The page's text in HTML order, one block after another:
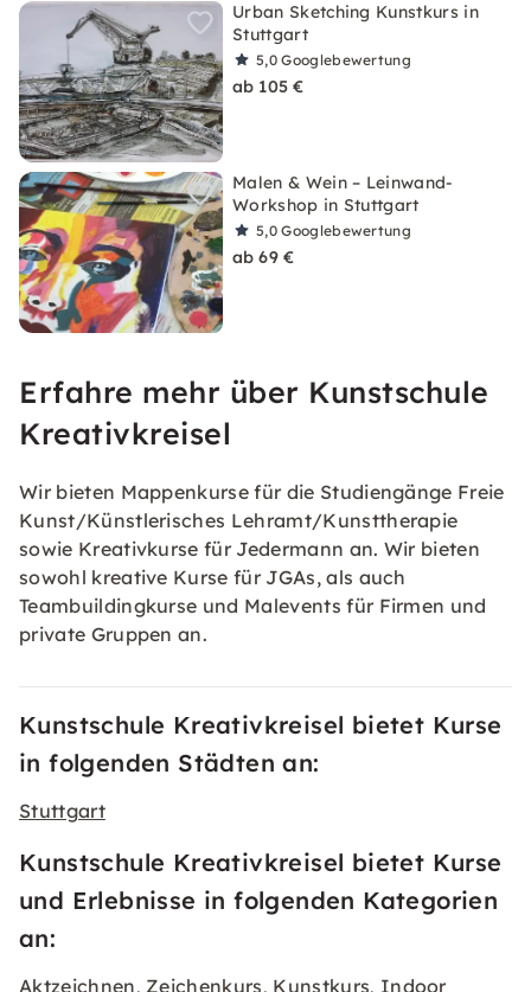
Urban Sketching Kunstkurs in
Stuttgart
5,0Googlebewertung
ab 105 €
Malen & Wein – Leinwand-
Workshop in Stuttgart
5,0Googlebewertung
ab 69 €
Erfahre mehr über Kunstschule
Kreativkreisel
Wir bieten Mappenkurse für die Studiengänge Freie
Kunst/Künstlerisches Lehramt/Kunsttherapie
sowie Kreativkurse für Jedermann an. Wir bieten
sowohl kreative Kurse für JGAs, als auch
Teambuildingkurse und Malevents für Firmen und
private Gruppen an.
Kunstschule Kreativkreisel bietet Kurse
in folgenden Städten an:
Stuttgart
Kunstschule Kreativkreisel bietet Kurse
und Erlebnisse in folgenden Kategorien
an:
Aktzeichnen, Zeichenkurs, Kunstkurs, Indoor